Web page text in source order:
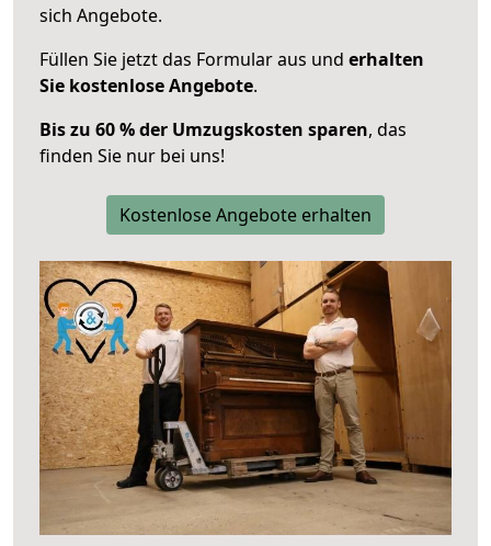
sich Angebote.
Füllen Sie jetzt das Formular aus und erhalten
Sie kostenlose Angebote.
Bis zu 60 % der Umzugskosten sparen, das
finden Sie nur bei uns!
Kostenlose Angebote erhalten